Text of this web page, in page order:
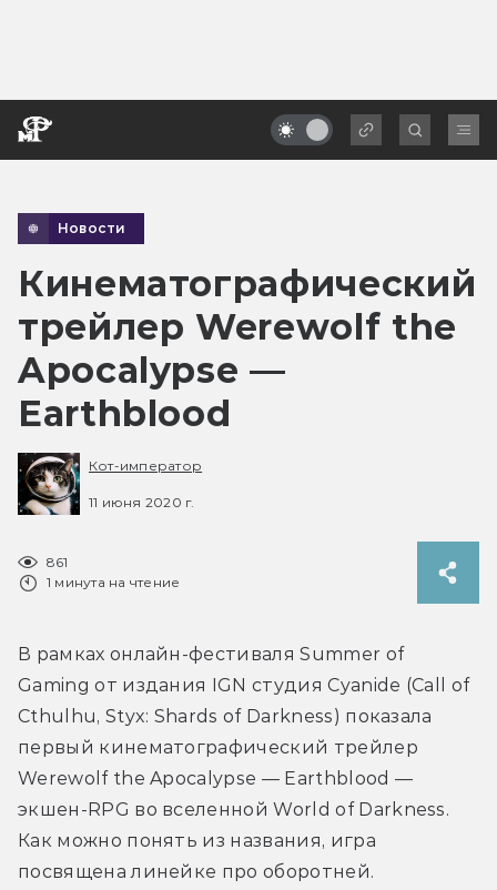
Новости
Кинематографический
трейлер Werewolf the
Apocalypse —
Earthblood
Кот-император
11 июня 2020 г.
861
1 минута на чтение
В рамках онлайн-фестиваля Summer of
Gaming от издания IGN студия Cyanide (Call of
Cthulhu, Styx: Shards of Darkness) показала
первый кинематографический трейлер
Werewolf the Apocalypse — Earthblood —
экшен-RPG во вселенной World of Darkness.
Как можно понять из названия, игра
посвящена линейке про оборотней.